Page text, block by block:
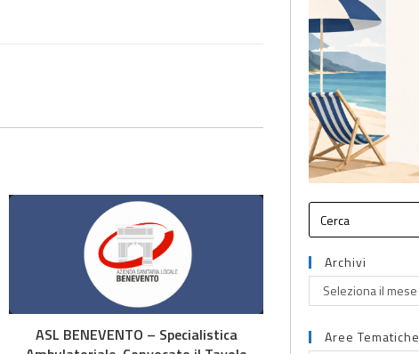
ASL BENEVENTO – Specialistica
Archivi
Seleziona il mese
Aree Tematiche